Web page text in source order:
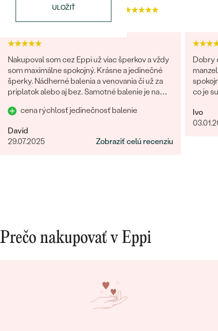
Prírodný
ULOŽIŤ
4.9
Nakupoval som cez Eppi už viac šperkov a vždy
som maximálne spokojný. Krásne a jedinečné
šperky. Nádherné balenia a venovania či už za
príplatok alebo aj bez. Samotné balenie je na
dokonalosti. Určite odporúčam
cena rýchlosť jedinečnosť balenie
David
29.07.2025
Zobraziť celú recenziu
Dobry
co je
fotka
Ivo
Prečo nakupovať v Eppi